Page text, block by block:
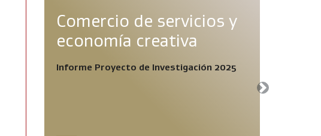
Comercio de servicios y
economía creativa
Informe Proyecto de Investigación 2025
Next